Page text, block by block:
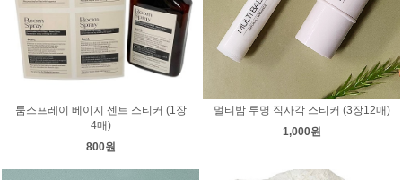
룸스프레이 베이지 센트 스티커 (1장
4매)
800원
멀티밤 투명 직사각 스티커 (3장12매)
1,000원